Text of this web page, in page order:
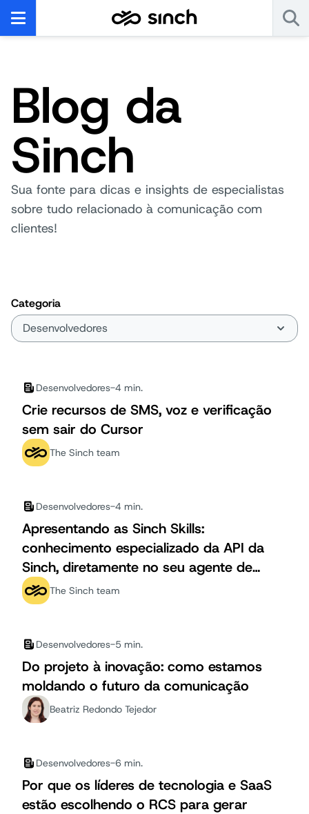
Blog da
Sinch
Sua fonte para dicas e insights de especialistas
sobre tudo relacionado à comunicação com
clientes!
Categoria
Desenvolvedores-4 min.
Crie recursos de SMS, voz e verificação
sem sair do Cursor
The Sinch team
Desenvolvedores-4 min.
Apresentando as Sinch Skills:
conhecimento especializado da API da
Sinch, diretamente no seu agente de
codificação de IA
The Sinch team
Desenvolvedores-5 min.
Do projeto à inovação: como estamos
moldando o futuro da comunicação
Beatriz Redondo Tejedor
Desenvolvedores-6 min.
Por que os líderes de tecnologia e SaaS
estão escolhendo o RCS para gerar